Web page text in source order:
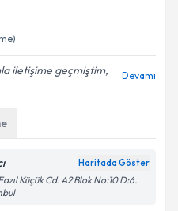
iletişime geçmiştim,
Devamı
Haritada Göster
Küçük Cd. A2 Blok No:10 D:6.